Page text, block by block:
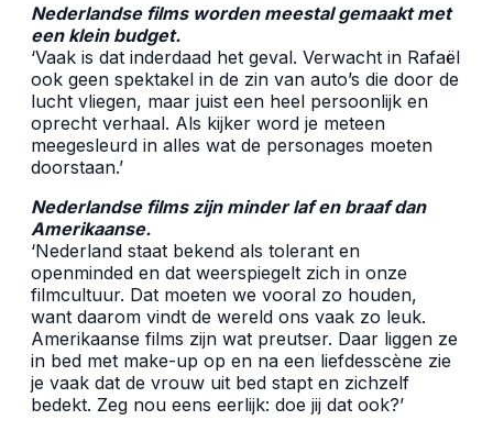
Nederlandse films worden meestal gemaakt met
een klein budget.
‘Vaak is dat inderdaad het geval. Verwacht in Rafaël
ook geen spektakel in de zin van auto’s die door de
lucht vliegen, maar juist een heel persoonlijk en
oprecht verhaal. Als kijker word je meteen
meegesleurd in alles wat de personages moeten
doorstaan.’
Nederlandse films zijn minder laf en braaf dan
Amerikaanse.
‘Nederland staat bekend als tolerant en
openminded en dat weerspiegelt zich in onze
filmcultuur. Dat moeten we vooral zo houden,
want daarom vindt de wereld ons vaak zo leuk.
Amerikaanse films zijn wat preutser. Daar liggen ze
in bed met make-up op en na een liefdesscène zie
je vaak dat de vrouw uit bed stapt en zichzelf
bedekt. Zeg nou eens eerlijk: doe jij dat ook?’